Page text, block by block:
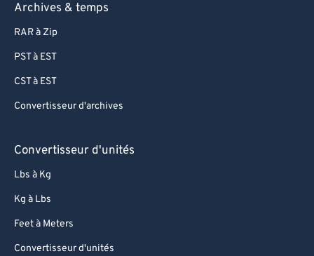
Archives & temps
RAR à Zip
PST à EST
CST à EST
Convertisseur d'archives
Convertisseur d'unités
Lbs à Kg
Kg à Lbs
Feet à Meters
Convertisseur d'unités